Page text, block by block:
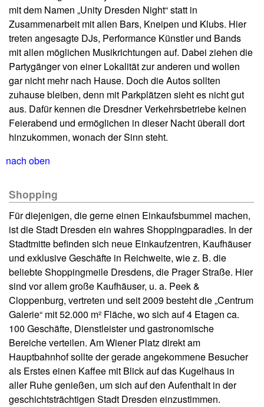
mit dem Namen „Unity Dresden Night“ statt in
Zusammenarbeit mit allen Bars, Kneipen und Klubs. Hier
treten angesagte DJs, Performance Künstler und Bands
mit allen möglichen Musikrichtungen auf. Dabei ziehen die
Partygänger von einer Lokalität zur anderen und wollen
gar nicht mehr nach Hause. Doch die Autos sollten
zuhause bleiben, denn mit Parkplätzen sieht es nicht gut
aus. Dafür kennen die Dresdner Verkehrsbetriebe keinen
Feierabend und ermöglichen in dieser Nacht überall dort
hinzukommen, wonach der Sinn steht.
nach oben
Shopping
Für diejenigen, die gerne einen Einkaufsbummel machen,
ist die Stadt Dresden ein wahres Shoppingparadies. In der
Stadtmitte befinden sich neue Einkaufzentren, Kaufhäuser
und exklusive Geschäfte in Reichweite, wie z. B. die
beliebte Shoppingmeile Dresdens, die Prager Straße. Hier
sind vor allem große Kaufhäuser, u. a. Peek &
Cloppenburg, vertreten und seit 2009 besteht die „Centrum
Galerie“ mit 52.000 m² Fläche, wo sich auf 4 Etagen ca.
100 Geschäfte, Dienstleister und gastronomische
Bereiche verteilen. Am Wiener Platz direkt am
Hauptbahnhof sollte der gerade angekommene Besucher
als Erstes einen Kaffee mit Blick auf das Kugelhaus in
aller Ruhe genießen, um sich auf den Aufenthalt in der
geschichtsträchtigen Stadt Dresden einzustimmen.